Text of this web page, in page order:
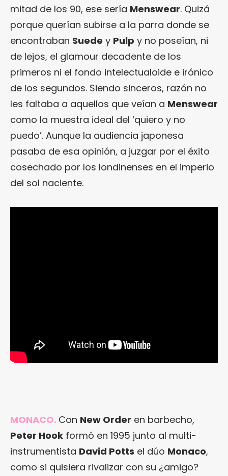
mitad de los 90, ese sería Menswear. Quizá
porque querían subirse a la parra donde se
encontraban Suede y Pulp y no poseían, ni
de lejos, el glamour decadente de los
primeros ni el fondo intelectualoide e irónico
de los segundos. Siendo sinceros, razón no
les faltaba a aquellos que veían a Menswear
como la muestra ideal del ‘quiero y no
puedo’. Aunque la audiencia japonesa
pasaba de esa opinión, a juzgar por el éxito
cosechado por los londinenses en el imperio
del sol naciente.
MONACO. Con New Order en barbecho,
Peter Hook formó en 1995 junto al multi-
instrumentista David Potts el dúo Monaco,
como si quisiera rivalizar con su ¿amigo?